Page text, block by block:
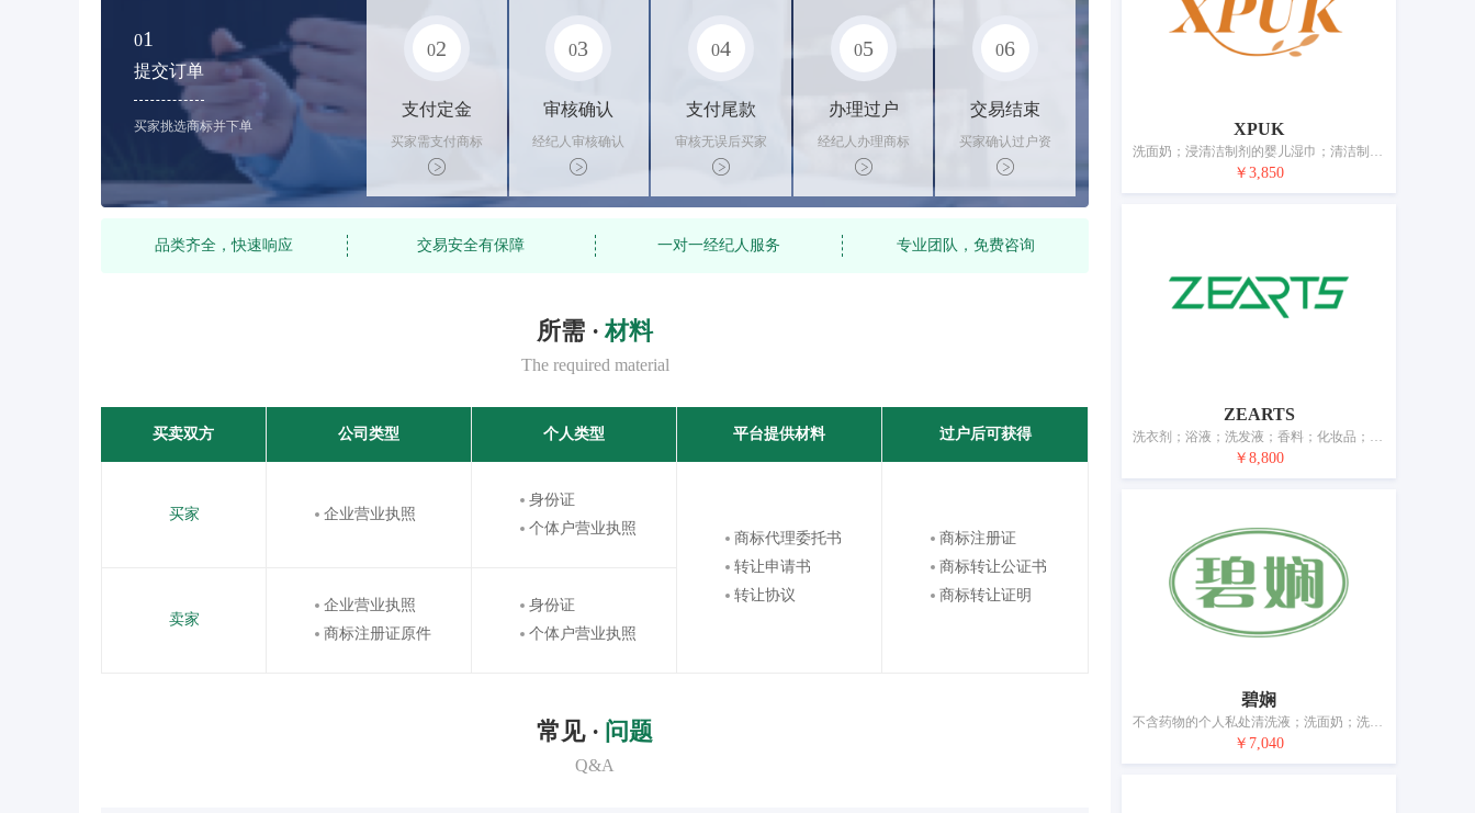
01
提交订单
买家挑选商标并下单
02
支付定金
买家需支付商标
标价的10%的购
买订金
03
审核确认
经纪人审核确认
商标状态
04
支付尾款
审核无误后买家
支付尾款，卖家
办理相关手续
05
办理过户
经纪人办理商标
转让手续，交付
相关证书
06
交易结束
买家确认过户资
料后，平台解冻
资金支付卖家
品类齐全，快速响应 交易安全有保障 一对一经纪人服务 专业团队，免费咨询
所需 · 材料
The required material
买卖双方 公司类型 个人类型 平台提供材料 过户后可获得
买家 企业营业执照
身份证
个体户营业执照
商标代理委托书
转让申请书
转让协议
商标注册证
商标转让公证书
商标转让证明
卖家
企业营业执照
商标注册证原件
身份证
个体户营业执照
常见 · 问题
Q&A
XPUK
洗面奶；浸清洁制剂的婴儿湿巾；清洁制剂；鞋油；研磨材料；香精油；化妆品；牙膏；香；动物用化妆品
￥3,850
ZEARTS
洗衣剂；浴液；洗发液；香料；化妆品；香水；美容面膜；牙膏；香；空气芳香剂
￥8,800
碧娴
不含药物的个人私处清洗液；洗面奶；洗发液；洗洁精；汽车用蜡；玫瑰油；化妆品；唇膏；祛斑霜；牙膏
￥7,040